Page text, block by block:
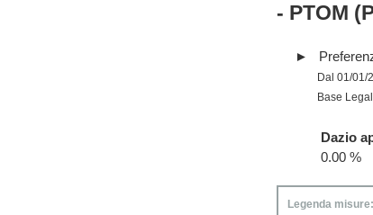
- PTOM
Dal 01/01/
Base
Dazio
0.00 %
Legenda misure: